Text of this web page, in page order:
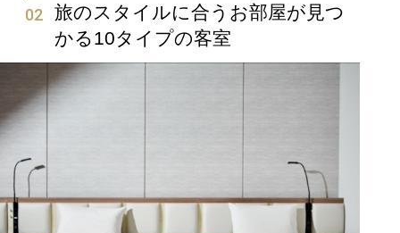
02
旅のスタイルに合うお部屋が見つ
かる10タイプの客室